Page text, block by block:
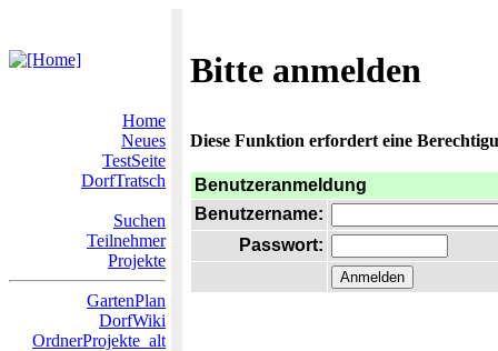
Bitte anmelden
Home
Neues
TestSeite
DorfTratsch
Suchen
Teilnehmer
Projekte
GartenPlan
DorfWiki
OrdnerProjekte_alt
Diese Funktion erfordert eine
Benutzeranmeldung
Benutzername:
Passwort: